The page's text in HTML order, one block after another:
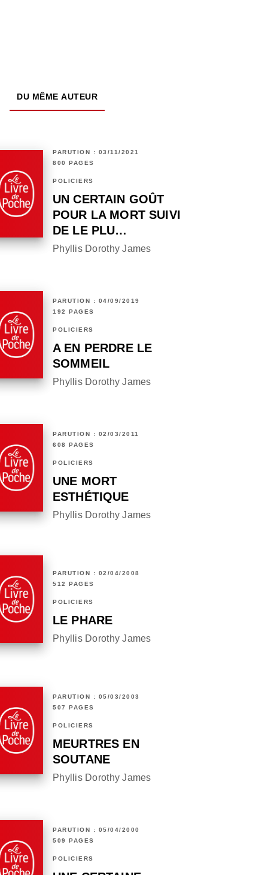
DU MÊME AUTEUR
PARUTION : 03/11/2021
800 PAGES
POLICIERS
UN CERTAIN GOÛT
POUR LA MORT SUIVI
DE LE PLU…
Phyllis Dorothy James
PARUTION : 04/09/2019
192 PAGES
POLICIERS
A EN PERDRE LE
SOMMEIL
Phyllis Dorothy James
PARUTION : 02/03/2011
608 PAGES
POLICIERS
UNE MORT
ESTHÉTIQUE
Phyllis Dorothy James
PARUTION : 02/04/2008
512 PAGES
POLICIERS
LE PHARE
Phyllis Dorothy James
PARUTION : 05/03/2003
507 PAGES
POLICIERS
MEURTRES EN
SOUTANE
Phyllis Dorothy James
PARUTION : 05/04/2000
509 PAGES
POLICIERS